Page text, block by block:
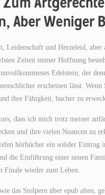
Aber Weniger
Leidenschaft und Herzeleid,
Zeiten immer Hoffnung
Edelstein, der
erscheinen lässt.
ihre Fähigkeit, bucher zu
dass ich mich trotz meiner
und ihre vielen Nuancen zu
hörbücher ein solider
die Einführung einer neuen
Finale wieder zum Leben.
das Stolpern über epub alten,